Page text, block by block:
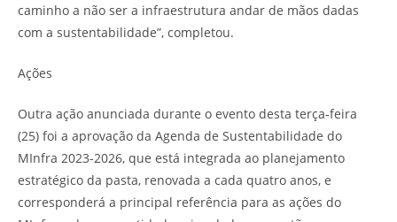
caminho a não ser a infraestrutura andar de mãos dadas
com a sustentabilidade”, completou.
Ações
Outra ação anunciada durante o evento desta terça-feira
(25) foi a aprovação da Agenda de Sustentabilidade do
MInfra 2023-2026, que está integrada ao planejamento
estratégico da pasta, renovada a cada quatro anos, e
corresponderá a principal referência para as ações do